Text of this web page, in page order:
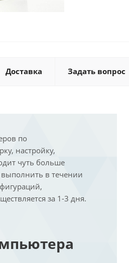
Доставка Задать вопрос
по
настройку,
чуть больше
в течении
за 1-3 дня.